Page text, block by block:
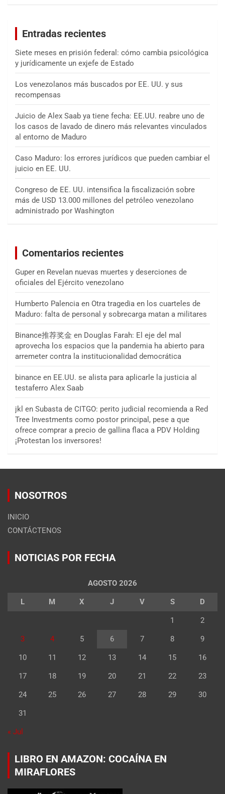
Entradas recientes
Siete meses en prisión federal: cómo cambia psicológica
y jurídicamente un exjefe de Estado
Los venezolanos más buscados por EE. UU. y sus
recompensas
Juicio de Alex Saab ya tiene fecha: EE.UU. reabre uno de
los casos de lavado de dinero más relevantes vinculados
al entorno de Maduro
Caso Maduro: los errores jurídicos que pueden cambiar el
juicio en EE. UU.
Congreso de EE. UU. intensifica la fiscalización sobre
más de USD 13.000 millones del petróleo venezolano
administrado por Washington
Comentarios recientes
Guper en Revelan nuevas muertes y deserciones de
oficiales del Ejército venezolano
Humberto Palencia en Otra tragedia en los cuarteles de
Maduro: falta de personal y sobrecarga matan a militares
Binance推荐奖金 en Douglas Farah: El eje del mal
aprovecha los espacios que la pandemia ha abierto para
arremeter contra la institucionalidad democrática
binance en EE.UU. se alista para aplicarle la justicia al
testaferro Alex Saab
jkl en Subasta de CITGO: perito judicial recomienda a Red
Tree Investments como postor principal, pese a que
ofrece comprar a precio de gallina flaca a PDV Holding
¡Protestan los inversores!
NOSOTROS
INICIO
CONTÁCTENOS
NOTICIAS POR FECHA
AGOSTO 2026
L M X J V S D
1 2
3 4 5 6 7 8 9
10 11 12 13 14 15 16
17 18 19 20 21 22 23
24 25 26 27 28 29 30
31
« Jul
LIBRO EN AMAZON: COCAÍNA EN
MIRAFLORES